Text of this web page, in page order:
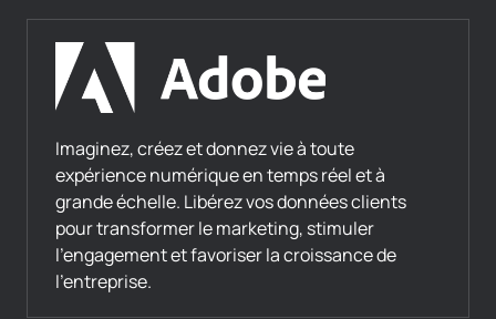
Imaginez, créez et donnez vie à toute
expérience numérique en temps réel et à
grande échelle. Libérez vos données clients
pour transformer le marketing, stimuler
l’engagement et favoriser la croissance de
l’entreprise.